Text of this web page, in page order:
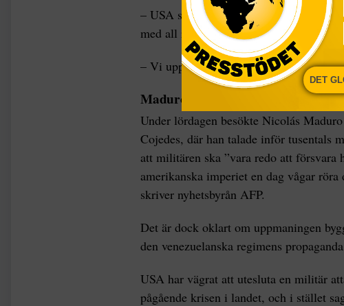
– USA ser ert mod, hur ni med stolthet
med all rätt är er. Vi beundrar er, vi
– Vi uppmanar hela det internationella
Maduro: Försvara hemlandet
Under lördagen besökte Nicolás
Cojedes, där han talade inför tusentals
att militären ska ”vara redo att försvara
amerikanska imperiet en dag vågar
skriver nyhetsbyrån AFP.
Det är dock oklart om uppmaningen
den venezuelanska regimens
USA har vägrat att utesluta en militär
pågående krisen i landet, och i stället
DET